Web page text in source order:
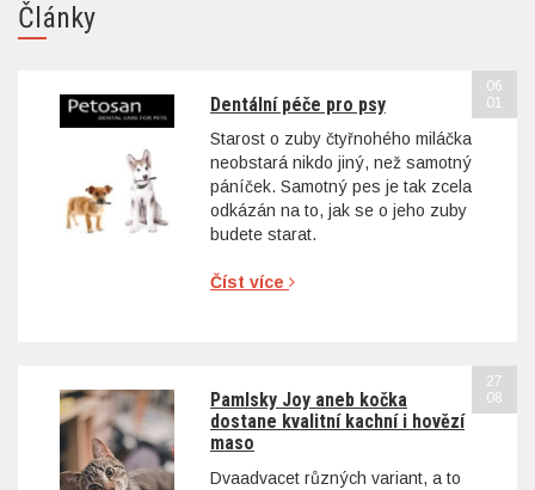
Články
Dentální péče pro psy
Starost o zuby čtyřnohého miláčka
neobstará nikdo jiný, než samotný
páníček. Samotný pes je tak zcela
odkázán na to, jak se o jeho zuby
budete starat.
Číst více
06
01
Pamlsky Joy aneb kočka
dostane kvalitní kachní i hovězí
maso
Dvaadvacet různých variant, a to
27
08